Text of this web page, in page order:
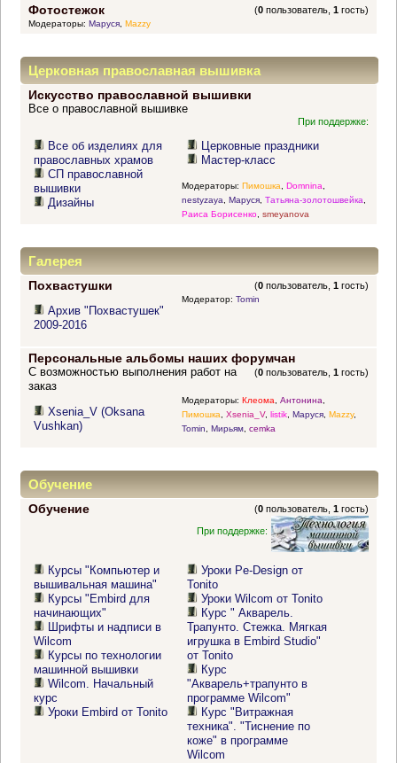
Фотостежок (0 пользователь,1 гость)
Модераторы: Маруся, Mazzy
Церковная православная вышивка
Искусство православной вышивки
Все о православной вышивке
При поддержке:
Все об изделиях для
православных храмов
СП православной
вышивки
Дизайны
Церковные праздники
Мастер-класс
Модераторы: Пимошка Domnina
nestyzaya
Маруся, Татьяна-золотошвейка
Раиса Борисенко, smeyanova
Галерея
Похвастушки (0 пользователь,1 гость)
Архив "Похвастушек"
2009-2016
Модератор: Tomin
Персональные альбомы наших форумчан
(0 пользователь,1 гость)
С возможностью выполнения работ на
заказ
Xsenia_V (Oksana
Vushkan)
Модераторы: Клеома, Антонина,
Пимошка, Xsenia_V, listik, Маруся, Mazzy,
Tomin, Мирьям, cemka
Обучение
Обучение (0 пользователь,1 гость)
При поддержке:
Курсы "Компьютер и
вышивальная машина"
Курсы "Embird для
начинающих"
Шрифты и надписи в
Wilcom
Курсы по технологии
машинной вышивки
Wilcom. Начальный
курс
Уроки Embird от Tonito
Уроки Pe-Design от
Tonito
Уроки Wilcom от Tonito
Курс " Акварель.
Трапунто. Стежка. Мягкая
игрушка в Embird Studio"
от Tonito
Курс
"Акварель+трапунто в
программе Wilcom"
Курс "Витражная
техника". "Тиснение по
коже" в программе
Wilcom